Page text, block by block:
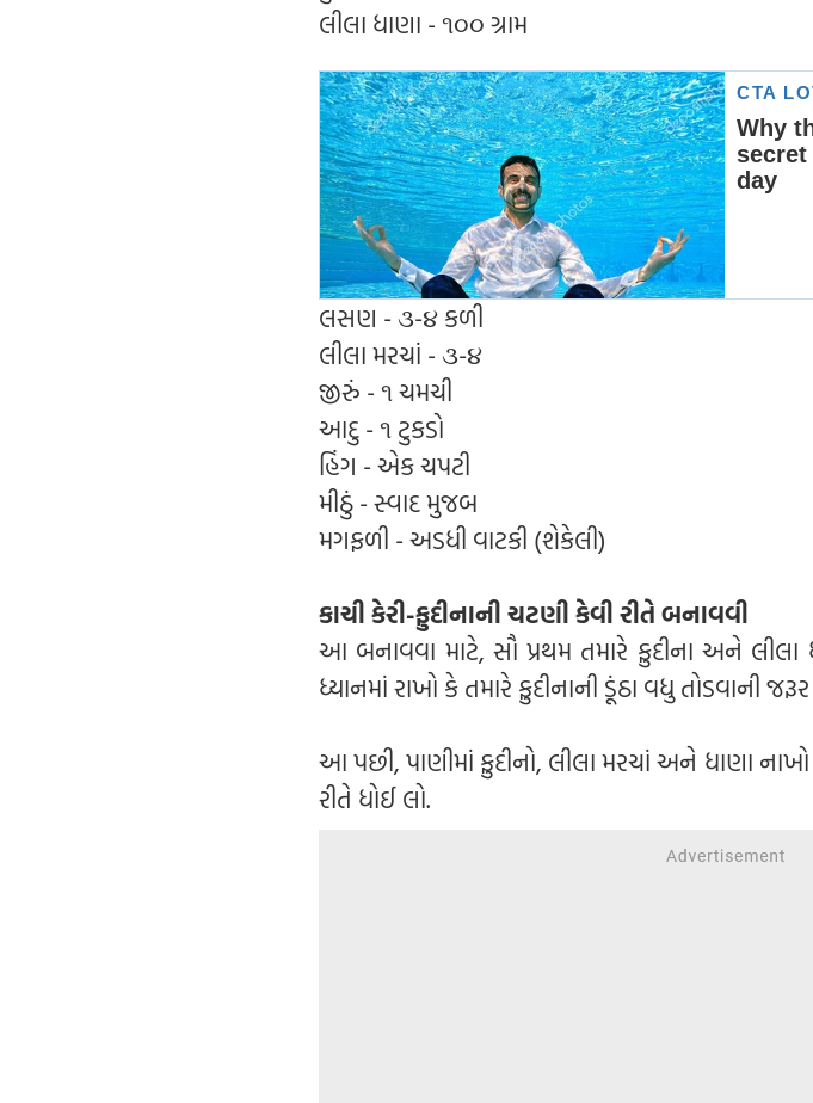
લીલા ધાણા - ૧૦૦ ગ્રામ
લસણ - ૩-૪ કળી
લીલા મરચાં - ૩-૪
જીરું - ૧ ચમચી
આદુ - ૧ ટુકડો
હિંગ - એક ચપટી
મીઠું - સ્વાદ મુજબ
મગફળી - અડધી વાટકી (શેકેલી)
કાચી કેરી-ફુદીનાની ચટણી કેવી રીતે બનાવવી
આ બનાવવા માટે, સૌ પ્રથમ તમારે ફુદીના અને લીલા
ધ્યાનમાં રાખો કે તમારે ફુદીનાની ડૂંઠા વધુ તોડવાની
આ પછી, પાણીમાં ફુદીનો, લીલા મરચાં અને ધાણા
રીતે ધોઈ લો.